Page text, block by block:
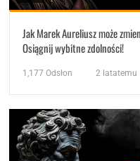
Jak Marek Aureliusz może
Osiągnij wybitne zdolności!
1,177 Odsłon 2 latatemu